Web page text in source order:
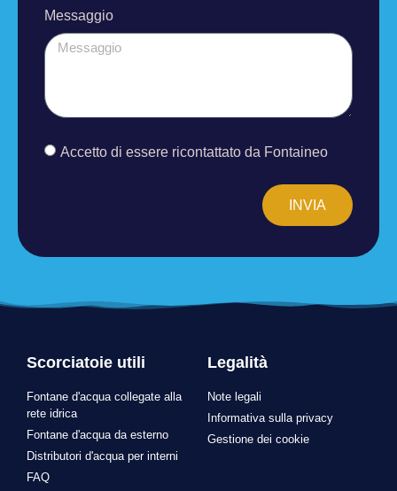
Messaggio
Accetto di essere ricontattato da Fontaineo
INVIA
Scorciatoie utili
Fontane d'acqua collegate alla
rete idrica
Fontane d'acqua da esterno
Distributori d'acqua per interni
FAQ
Legalità
Note legali
Informativa sulla privacy
Gestione dei cookie